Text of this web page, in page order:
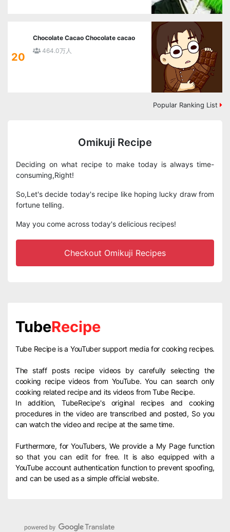
20
Chocolate Cacao Chocolate cacao
464.0万人
Popular Ranking List
Omikuji Recipe
Deciding on what recipe to make today is always time-
consuming,Right!
So,Let's decide today's recipe like hoping lucky draw from
fortune telling.
May you come across today's delicious recipes!
Checkout Omikuji Recipes
TubeRecipe
Tube Recipe is a YouTuber support media for cooking recipes.
The staff posts recipe videos by carefully selecting the
cooking recipe videos from YouTube. You can search only
cooking related recipe and its videos from Tube Recipe.
In addition, TubeRecipe's original recipes and cooking
procedures in the video are transcribed and posted, So you
can watch the video and recipe at the same time.
Furthermore, for YouTubers, We provide a My Page function
so that you can edit for free. It is also equipped with a
YouTube account authentication function to prevent spoofing,
and can be used as a simple official website.